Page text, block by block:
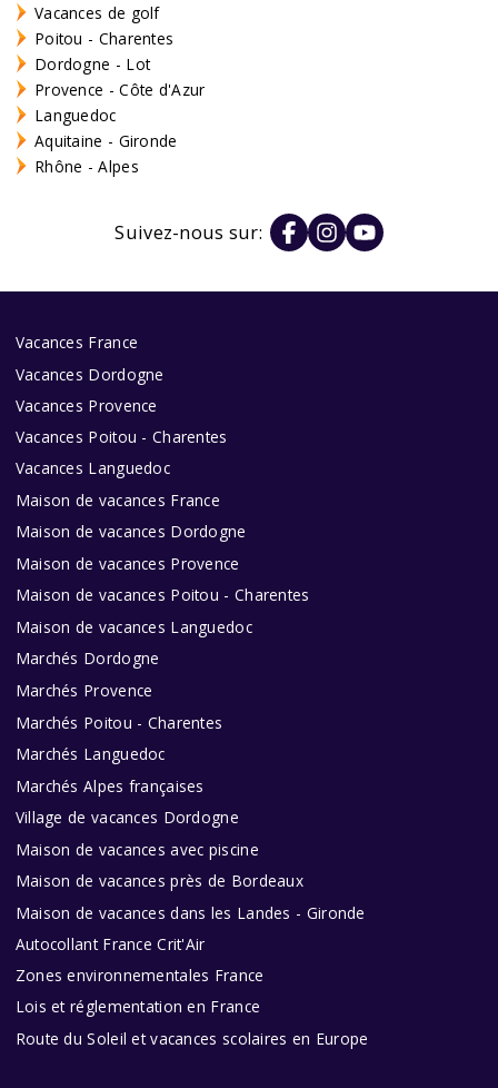
Vacances de golf
Poitou - Charentes
Dordogne - Lot
Provence - Côte d'Azur
Languedoc
Aquitaine - Gironde
Rhône - Alpes
Suivez-nous sur:
Vacances France
Vacances Dordogne
Vacances Provence
Vacances Poitou - Charentes
Vacances Languedoc
Maison de vacances France
Maison de vacances Dordogne
Maison de vacances Provence
Maison de vacances Poitou - Charentes
Maison de vacances Languedoc
Marchés Dordogne
Marchés Provence
Marchés Poitou - Charentes
Marchés Languedoc
Marchés Alpes françaises
Village de vacances Dordogne
Maison de vacances avec piscine
Maison de vacances près de Bordeaux
Maison de vacances dans les Landes - Gironde
Autocollant France Crit'Air
Zones environnementales France
Lois et réglementation en France
Route du Soleil et vacances scolaires en Europe